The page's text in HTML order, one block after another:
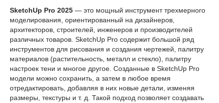
SketchUp Pro 2025 — это мощный инструмент трехмерного
моделирования, ориентированный на дизайнеров,
архитекторов, строителей, инженеров и производителей
различных товаров. SketchUp Pro содержит большой ряд
инструментов для рисования и создания чертежей, палитру
материалов (растительность, металл и стекло), палитру
настроек тени и многое другое. Созданные в SketchUp Pro
модели можно сохранить, а затем в любое время
отредактировать, добавляя в них новые детали, изменяя
размеры, текстуры и т. д. Такой подход позволяет создавать